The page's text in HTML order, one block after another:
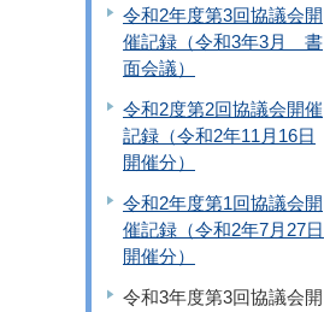
令和2年度第3回協議会開
催記録（令和3年3月 書
面会議）
令和2度第2回協議会開催
記録（令和2年11月16日
開催分）
令和2年度第1回協議会開
催記録（令和2年7月27日
開催分）
令和3年度第3回協議会開